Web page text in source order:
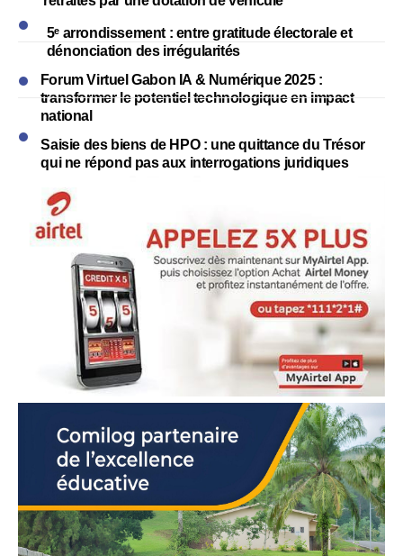
5ᵉ arrondissement : entre gratitude électorale et
dénonciation des irrégularités
Forum Virtuel Gabon IA & Numérique 2025 :
transformer le potentiel technologique en impact
national
Saisie des biens de HPO : une quittance du Trésor
qui ne répond pas aux interrogations juridiques